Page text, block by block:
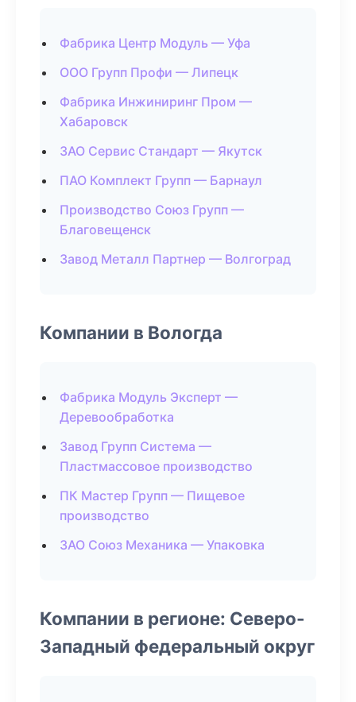
Фабрика Центр Модуль — Уфа
ООО Групп Профи — Липецк
Фабрика Инжиниринг Пром —
Хабаровск
ЗАО Сервис Стандарт — Якутск
ПАО Комплект Групп — Барнаул
Производство Союз Групп —
Благовещенск
Завод Металл Партнер — Волгоград
Компании в Вологда
Фабрика Модуль Эксперт —
Деревообработка
Завод Групп Система —
Пластмассовое производство
ПК Мастер Групп — Пищевое
производство
ЗАО Союз Механика — Упаковка
Компании в регионе: Северо-
Западный федеральный округ